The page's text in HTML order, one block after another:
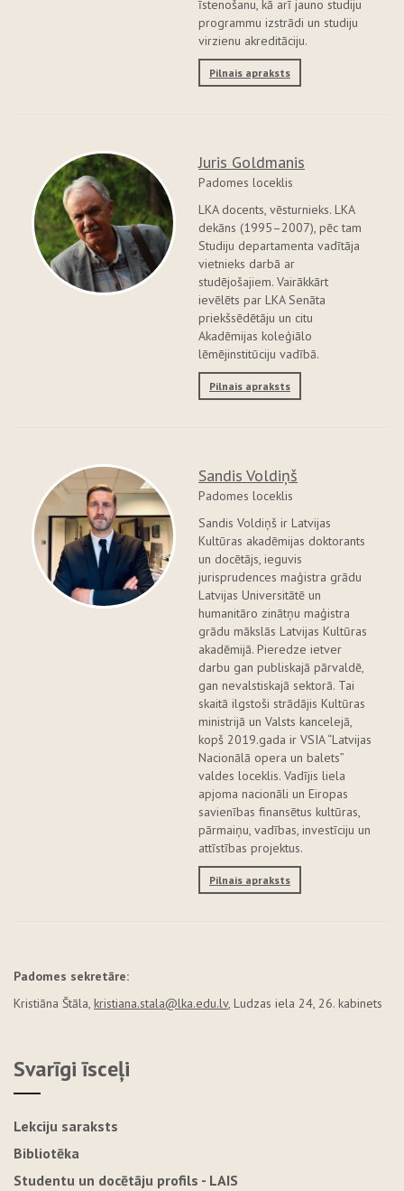
īstenošanu, kā arī jauno studiju
programmu izstrādi un studiju
virzienu akreditāciju.
Pilnais apraksts
Juris Goldmanis
Padomes loceklis
LKA docents, vēsturnieks. LKA
dekāns (1995–2007), pēc tam
Studiju departamenta vadītāja
vietnieks darbā ar
studējošajiem. Vairākkārt
ievēlēts par LKA Senāta
priekšsēdētāju un citu
Akadēmijas koleģiālo
lēmējinstitūciju vadībā.
Pilnais apraksts
Sandis Voldiņš
Padomes loceklis
Sandis Voldiņš ir Latvijas
Kultūras akadēmijas doktorants
un docētājs, ieguvis
jurisprudences maģistra grādu
Latvijas Universitātē un
humanitāro zinātņu maģistra
grādu mākslās Latvijas Kultūras
akadēmijā. Pieredze ietver
darbu gan publiskajā pārvaldē,
gan nevalstiskajā sektorā. Tai
skaitā ilgstoši strādājis Kultūras
ministrijā un Valsts kancelejā,
kopš 2019.gada ir VSIA “Latvijas
Nacionālā opera un balets”
valdes loceklis. Vadījis liela
apjoma nacionāli un Eiropas
savienības finansētus kultūras,
pārmaiņu, vadības, investīciju un
attīstības projektus.
Pilnais apraksts
Padomes sekretāre:
Kristiāna Štāla, kristiana.stala@lka.edu.lv, Ludzas iela 24, 26. kabinets
Svarīgi īsceļi
Lekciju saraksts
Bibliotēka
Studentu un docētāju profils - LAIS